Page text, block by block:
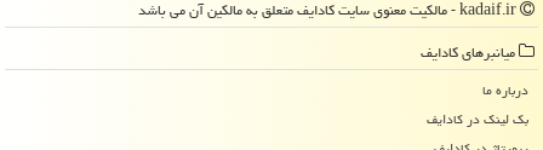
میانبرهای كادایف
درباره ما
بک لینک در كادایف